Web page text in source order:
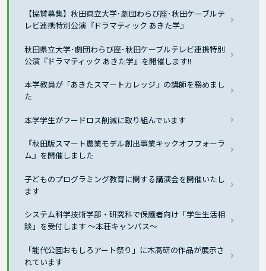
【協賛募集】秋田県立大学･劇団わらび座･秋田ケーブルテ
レビ連携特別公演『ドラマティック あきた学』
秋田県立大学･劇団わらび座･秋田ケーブルテレビ連携特別
公演『ドラマティック あきた学』を開催します!!
本学教員が「あきたスマートカレッジ」の講師を務めまし
た
本学学生がフードロス削減に取り組んでいます
『秋田版スマート農業モデル創出事業キックオフフォーラ
ム』を開催しました
子どものプログラミング教育に関する講演会を開催いたし
ます
システム科学技術学部・研究科で保護者向け「学生生活相
談」を受付します ～本荘キャンパス～
「能代公園おもしろアート祭り」に木高研の作品が展示さ
れています